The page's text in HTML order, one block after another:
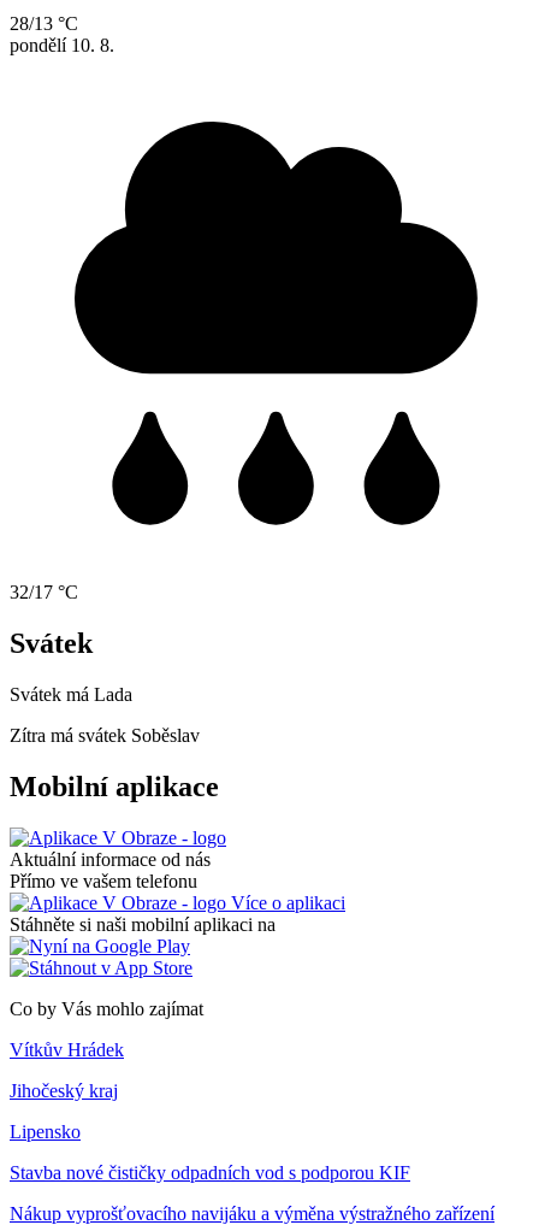
28/13 °C
pondělí 10. 8.
32/17 °C
Svátek
Svátek má Lada
Zítra má svátek Soběslav
Mobilní aplikace
Aktuální informace od nás
Přímo ve vašem telefonu
Více o aplikaci
Stáhněte si naši mobilní aplikaci na
Co by Vás mohlo zajímat
Vítkův Hrádek
Jihočeský kraj
Lipensko
Stavba nové čističky odpadních vod s podporou KIF
Nákup vyprošťovacího navijáku a výměna výstražného zařízení